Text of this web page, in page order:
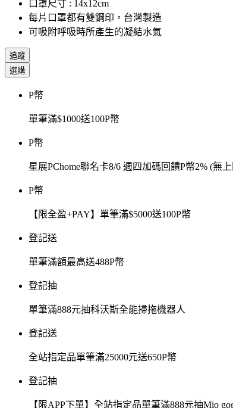
口罩尺寸 : 14x12cm
每片口罩都有雙鋼印，台灣製造
可吸附呼吸時所產生的凝結水氣
追蹤
選購
P幣
單筆滿$1000送100P幣
P幣
星展PChome聯名卡8/6 週四加碼回饋P幣2% (無
P幣
【限全盈+PAY】單筆滿$5000送100P幣
登記送
單筆滿額最高送488P幣
登記抽
單筆滿888元抽科沃斯全能掃拖機器人
登記送
全站指定品單筆滿25000元送650P幣
登記抽
【限APP下單】全站指定品單筆滿888元抽Mio